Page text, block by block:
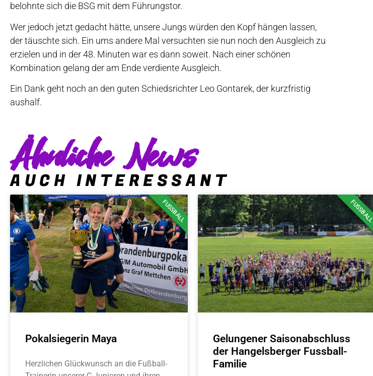
belohnte sich die BSG mit dem Führungstor.
Wer jedoch jetzt gedacht hätte, unsere Jungs würden den Kopf hängen lassen,
der täuschte sich. Ein ums andere Mal versuchten sie nun noch den Ausgleich zu
erzielen und in der 48. Minuten war es dann soweit. Nach einer schönen
Kombination gelang der am Ende verdiente Ausgleich.
Ein Dank geht noch an den guten Schiedsrichter Leo Gontarek, der kurzfristig
aushalf.
Ähnliche News
AUCH INTERESSANT
FUSSBALL
Pokalsiegerin Maya
Herzlichen Glückwunsch an die Fußball-
FUSSBALL
Gelungener Saisonabschluss
der Hangelsberger Fussball-
Familie